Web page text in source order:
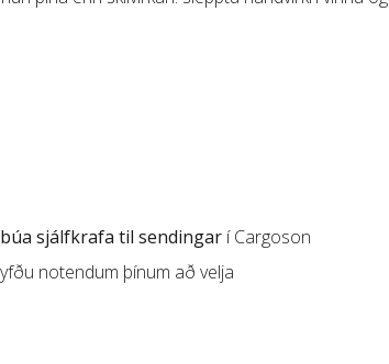
búa sjálfkrafa til sendingar í Cargoson
notendum þínum að velja